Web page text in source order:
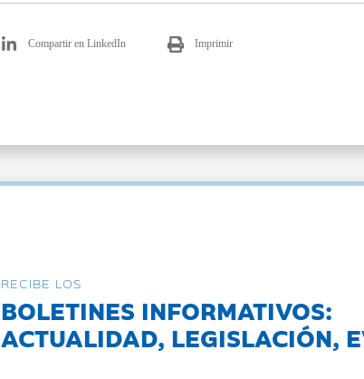
Compartir en LinkedIn Imprimir
RECIBE LOS
BOLETINES INFORMATIVOS:
ACTUALIDAD, LEGISLACIÓN,